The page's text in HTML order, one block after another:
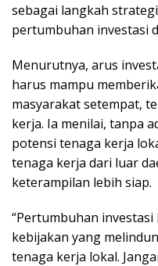
sebagai langkah
pertumbuhan investasi
Menurutnya, arus
harus mampu
masyarakat setempat,
kerja. Ia menilai, tanpa
potensi tenaga kerja
tenaga kerja dari luar
keterampilan lebih siap.
“Pertumbuhan
kebijakan yang
tenaga kerja lokal.